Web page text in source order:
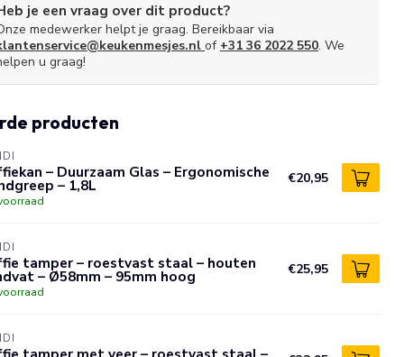
je een vraag over dit product?
medewerker helpt je graag. Bereikbaar via
of +31 36 2022 550. We
u graag!
producten
– Duurzaam Glas – Ergonomische
– 1,8L €20,95
tamper – roestvast staal – houten
– Ø58mm – 95mm hoog €25,95